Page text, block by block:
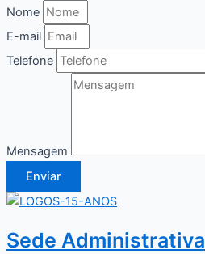
Nome
E-mail
Telefone
Mensagem
Enviar
Sede Administrativa